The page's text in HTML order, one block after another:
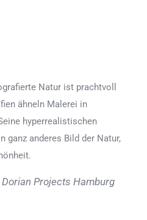
Natur ist prachtvoll
ähneln Malerei in
hyperrealistischen
ganz anderes Bild der Natur,
Projects Hamburg